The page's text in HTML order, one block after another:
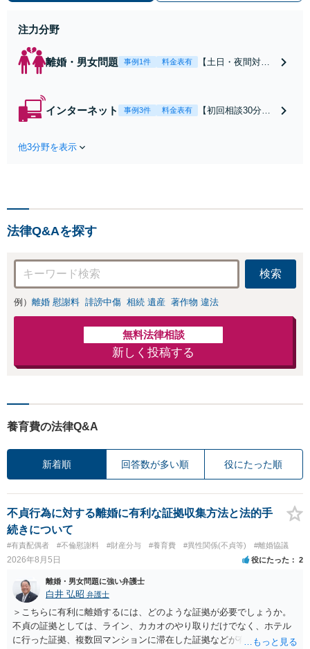
注力分野
離婚・男女問題 事例1件 料金表有
【土日・夜間対応
れたら、サインす
インターネット 事例3件 料金表有
【初回相談30分無
お店の風評被害対
応可：開示請求の
意見照会が来たと
きの対処法、被害
者との示談交渉
他3分野を表示
法律Q&Aを探す
検索
例） 離婚 慰謝料 誹謗中傷 相続 遺産 著作物 違法
無料法律相談
新しく投稿する
養育費の法律Q&A
新着順 回答数が多い順 役にたった順
不貞行為に対する離婚に有利な証拠収集方法と法的手
続きについて
#有責配偶者 #不倫慰謝料 #財産分与 #養育費 #異性関係(不貞等) #離婚協議
2026年8月5日 役にたった 2
離婚・男女問題に強い弁護士
白井 弘昭 弁護士
＞こちらに有利に離婚するには、どのような証拠が必要でしょうか。
不貞の証拠としては、ライン、カカオのやり取りだけでなく、ホテル
に行った証拠、複数回マンションに滞在した証拠などが有効です。 不